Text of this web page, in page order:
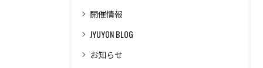
開催情報
JYUYON BLOG
お知らせ